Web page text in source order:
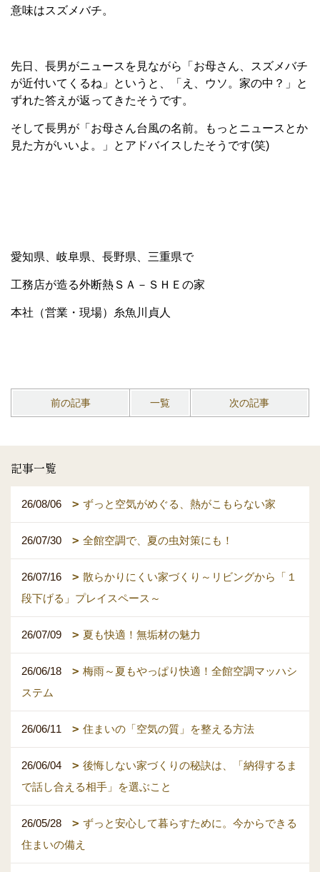
意味はスズメバチ。
先日、長男がニュースを見ながら「お母さん、スズメバチ
が近付いてくるね」というと、「え、ウソ。家の中？」と
ずれた答えが返ってきたそうです。
そして長男が「お母さん台風の名前。もっとニュースとか
見た方がいいよ。」とアドバイスしたそうです(笑)
愛知県、岐阜県、長野県、三重県で
工務店が造る外断熱ＳＡ－ＳＨＥの家
本社（営業・現場）糸魚川貞人
前の記事 一覧 次の記事
記事一覧
26/08/06 ずっと空気がめぐる、熱がこもらない家
26/07/30 全館空調で、夏の虫対策にも！
26/07/16
散らかりにくい家づくり～リビングから「１
段下げる」プレイスペース～
26/07/09 夏も快適！無垢材の魅力
26/06/18
梅雨～夏もやっぱり快適！全館空調マッハシ
ステム
26/06/11 住まいの「空気の質」を整える方法
26/06/04
後悔しない家づくりの秘訣は、「納得するま
で話し合える相手」を選ぶこと
26/05/28
ずっと安心して暮らすために。今からできる
住まいの備え